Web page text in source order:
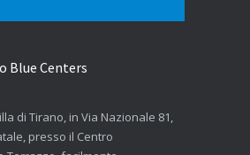
Blue Centers
di Tirano, in Via Nazionale 81,
presso il Centro